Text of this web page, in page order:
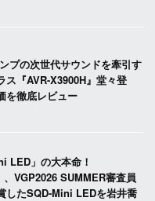
プの次世代サウンドを牽引す
ス『AVR-X3900H』堂々登
を徹底レビュー
LED」の大本命！
VGP2026 SUMMER審査員
したSQD-Mini LEDを岩井喬